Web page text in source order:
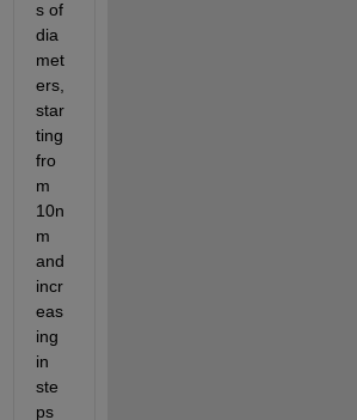
s of
dia
met
ers,
star
ting
fro
m
10n
m
and
incr
eas
ing
in
ste
ps